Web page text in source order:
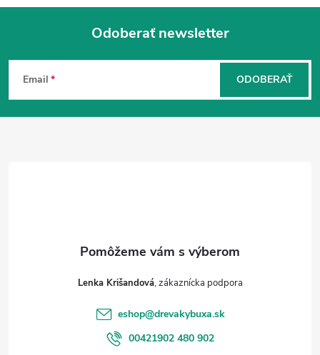
Z
p
ä
Odoberať newsletter
Email ODOBERAŤ
Lenka Krišandová
eshop@drevakybuxa.sk
00421902 480 902